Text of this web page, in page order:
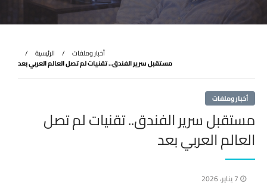
الرئيسية
أخبار وملفات
مستقبل سرير الفندق.. تقنيات لم تصل العالم العربي بعد
أخبار وملفات
مستقبل سرير الفندق.. تقنيات لم تصل
العالم العربي بعد
نُشر
7 يناير، 2026